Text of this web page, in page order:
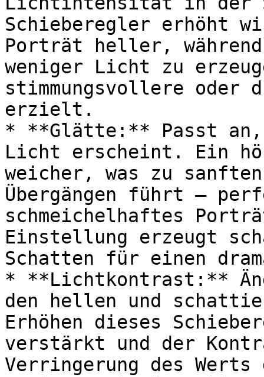
Schieberegler erhöht
Porträt heller,
weniger Licht zu
stimmungsvollere oder
erzielt.
* **Glätte:** Passt an,
Licht erscheint. Ein
weicher, was zu
Übergängen führt –
schmeichelhaftes
Einstellung erzeugt
Schatten für einen
* **Lichtkontrast:**
den hellen und
Erhöhen dieses
verstärkt und der
Verringerung des